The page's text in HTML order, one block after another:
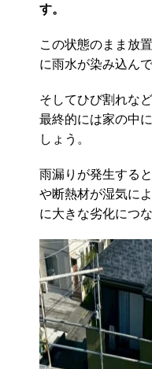
す。
この状態のまま放
に雨水が染み込んで
そしてひび割れな
最終的には家の中
しょう。
雨漏りが発生する
や断熱材が湿気に
に大きな劣化につな